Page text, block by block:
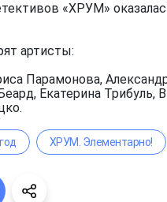
«ХРУМ»
артисты:
Парамонова,
Екатерина
ХРУМ. Элементарно!